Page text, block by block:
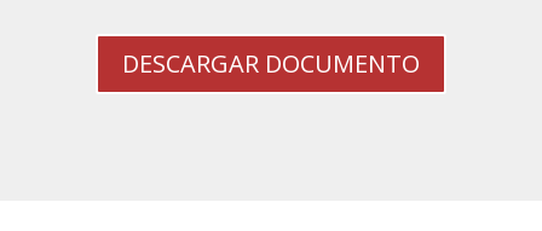
DESCARGAR DOCUMENTO